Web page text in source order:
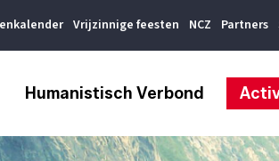
Vrijzinnige feesten NCZ Partners
Humanistisch Verbond